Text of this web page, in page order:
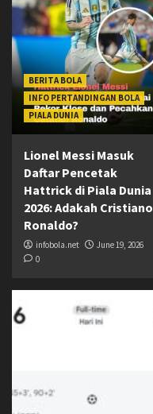
BERITA BOLA
INFO PERTANDINGAN BOLA
PIALA DUNIA
Lionel Messi Masuk
Daftar Pencetak
Hattrick di Piala Dunia
2026: Adakah Cristiano
Ronaldo?
infobola.net
June 19, 2026
0